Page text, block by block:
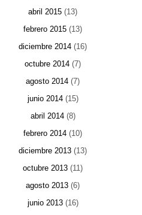
abril 2015 (13)
febrero 2015 (13)
diciembre 2014 (16)
octubre 2014 (7)
agosto 2014 (7)
junio 2014(15)
abril 2014(8)
febrero 2014 (10)
diciembre 2013 (13)
octubre 2013 (11)
agosto 2013 (6)
junio 2013(16)